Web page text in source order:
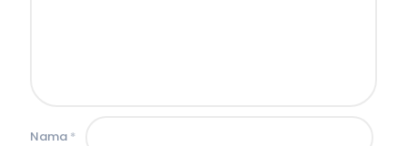
Nama *